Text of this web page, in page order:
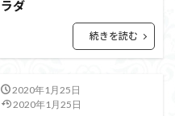
ラダ
続きを読む
2020年1月25日
2020年1月25日